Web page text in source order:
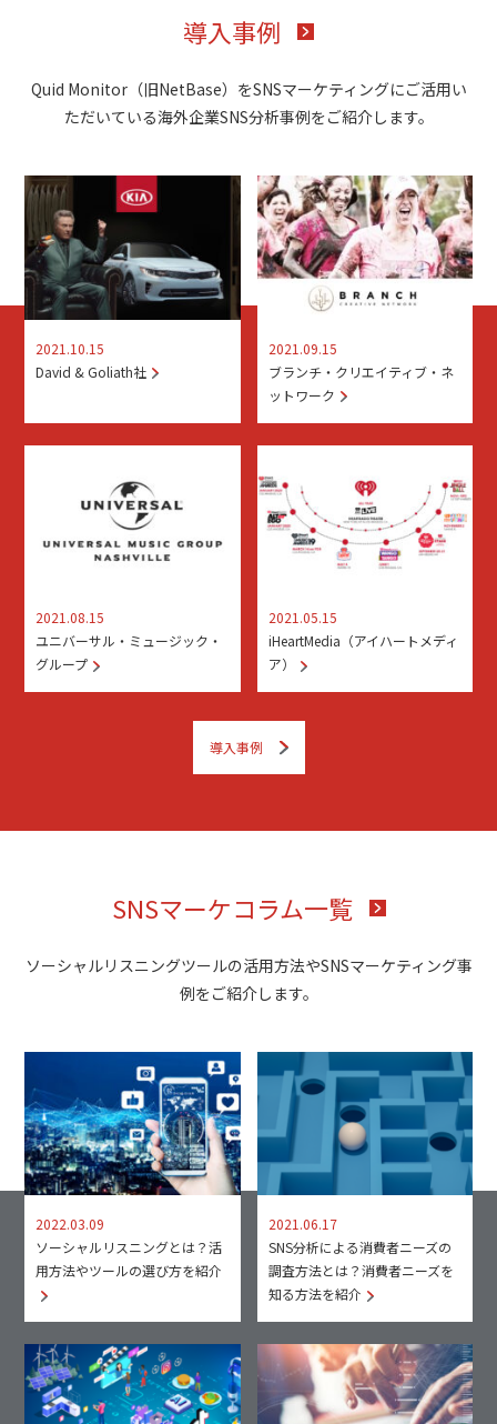
導入事例
Quid Monitor（旧NetBase）をSNSマーケティングにご活用い
ただいている海外企業SNS分析事例をご紹介します。
2021.10.15
David & Goliath社
2021.09.15
ブランチ・クリエイティブ・ネ
ットワーク
2021.08.15
ユニバーサル・ミュージック・
グループ
2021.05.15
iHeartMedia（アイハートメディ
ア）
導入事例
SNSマーケコラム一覧
ソーシャルリスニングツールの活用方法やSNSマーケティング事
例をご紹介します。
2022.03.09
ソーシャルリスニングとは？活
用方法やツールの選び方を紹介
2021.06.17
SNS分析による消費者ニーズの
調査方法とは？消費者ニーズを
知る方法を紹介